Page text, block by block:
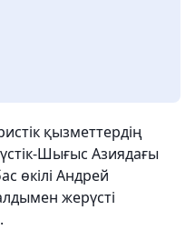
қызметтердің
Шығыс Азиядағы
өкілі Андрей
жерүсті